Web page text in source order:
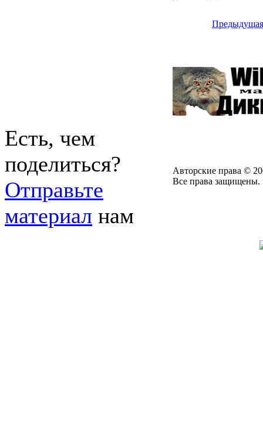
Предыдущая
Есть, чем
поделиться?
Отправьте
материал нам
Авторские права ©
Все права защищены.